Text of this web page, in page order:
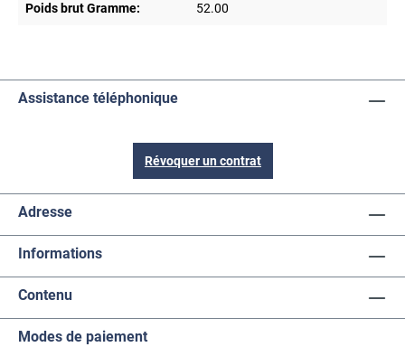
Poids brut Gramme: 52.00
Assistance téléphonique
Révoquer un contrat
Adresse
Informations
Contenu
Modes de paiement